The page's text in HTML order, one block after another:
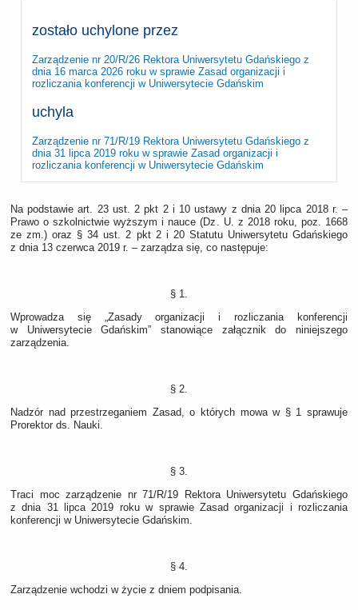
zostało uchylone przez
Zarządzenie nr 20/R/26 Rektora Uniwersytetu Gdańskiego z
dnia 16 marca 2026 roku w sprawie Zasad organizacji i
rozliczania konferencji w Uniwersytecie Gdańskim
uchyla
Zarządzenie nr 71/R/19 Rektora Uniwersytetu Gdańskiego z
dnia 31 lipca 2019 roku w sprawie Zasad organizacji i
rozliczania konferencji w Uniwersytecie Gdańskim
Na podstawie art. 23 ust. 2 pkt 2 i 10 ustawy z dnia 20 lipca 2018 r. –
Prawo o szkolnictwie wyższym i nauce (Dz. U. z 2018 roku, poz. 1668
ze zm.) oraz § 34 ust. 2 pkt 2 i 20 Statutu Uniwersytetu Gdańskiego
z dnia 13 czerwca 2019 r. – zarządza się, co następuje:
§ 1.
Wprowadza się „Zasady organizacji i rozliczania konferencji
w Uniwersytecie Gdańskim” stanowiące załącznik do niniejszego
zarządzenia.
§ 2.
Nadzór nad przestrzeganiem Zasad, o których mowa w § 1 sprawuje
Prorektor ds. Nauki.
§ 3.
Traci moc zarządzenie nr 71/R/19 Rektora Uniwersytetu Gdańskiego
z dnia 31 lipca 2019 roku w sprawie Zasad organizacji i rozliczania
konferencji w Uniwersytecie Gdańskim.
§ 4.
Zarządzenie wchodzi w życie z dniem podpisania.